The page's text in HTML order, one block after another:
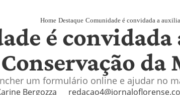
Home Destaque Comunidade é convidada a
é
um formulário online e ajudar no
Bergozza